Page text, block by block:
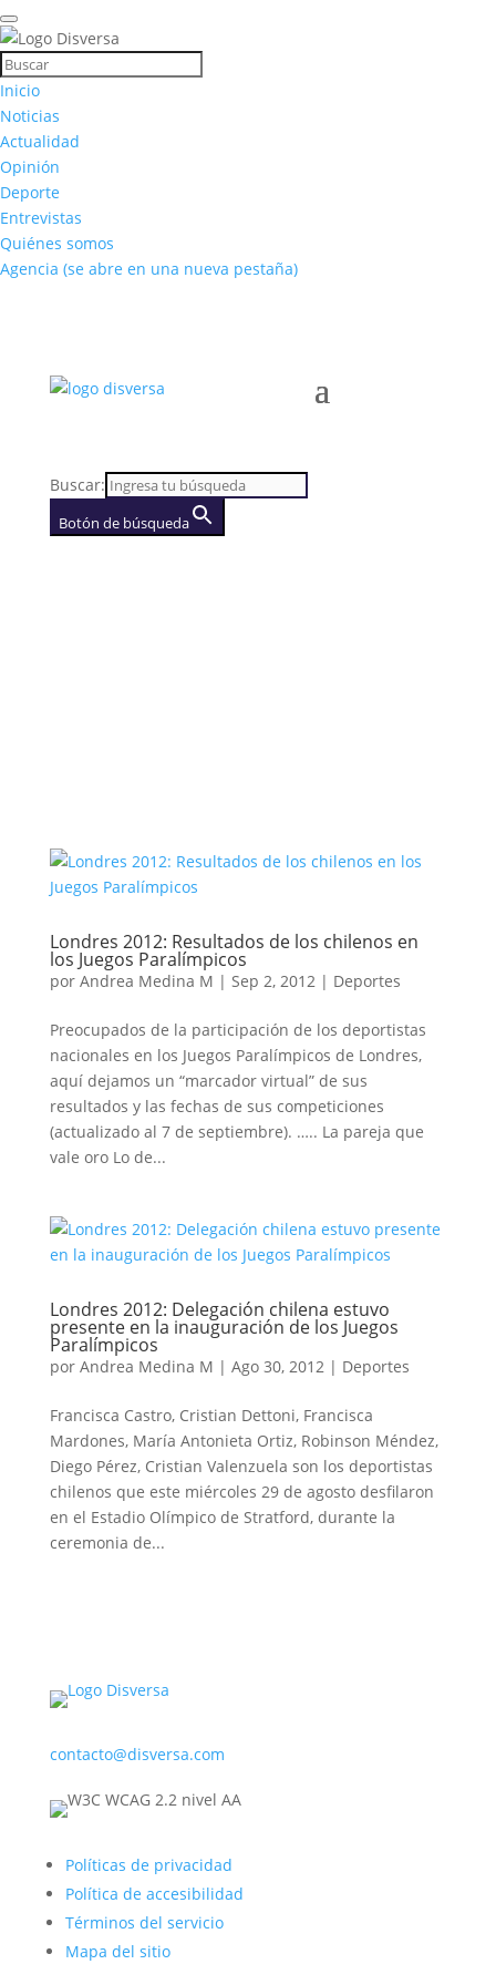
Inicio
Noticias
Actualidad
Opinión
Deporte
Entrevistas
Quiénes somos
Agencia (se abre en una nueva pestaña)
Buscar:
Botón de búsqueda
Londres 2012: Resultados de los chilenos en
los Juegos Paralímpicos
por Andrea Medina M | Sep 2, 2012| Deportes
Preocupados de la participación de los deportistas
nacionales en los Juegos Paralímpicos de Londres,
aquí dejamos un “marcador virtual” de sus
resultados y las fechas de sus competiciones
(actualizado al 7 de septiembre). ….. La pareja que
vale oro Lo de...
Londres 2012: Delegación chilena estuvo
presente en la inauguración de los Juegos
Paralímpicos
por Andrea Medina M | Ago 30, 2012| Deportes
Francisca Castro, Cristian Dettoni, Francisca
Mardones, María Antonieta Ortiz, Robinson Méndez,
Diego Pérez, Cristian Valenzuela son los deportistas
chilenos que este miércoles 29 de agosto desfilaron
en el Estadio Olímpico de Stratford, durante la
ceremonia de...
contacto@disversa.com
Políticas de privacidad
Política de accesibilidad
Términos del servicio
Mapa del sitio